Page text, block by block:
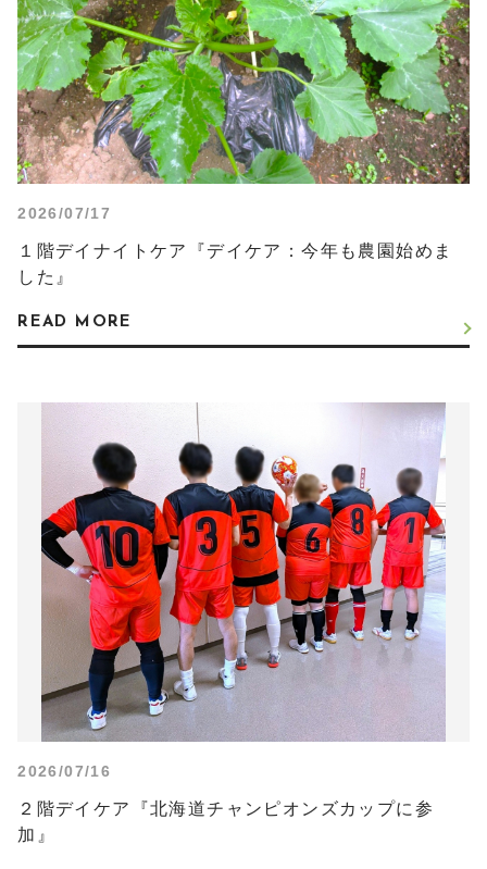
2026/07/17
１階デイナイトケア『デイケア：今年も農園始めま
した』
READ MORE
2026/07/16
２階デイケア『北海道チャンピオンズカップに参
加』